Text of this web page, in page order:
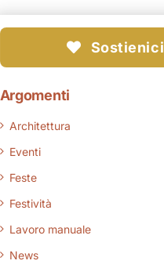
Sostienici
Argomenti
Architettura
Eventi
Feste
Festività
Lavoro manuale
News